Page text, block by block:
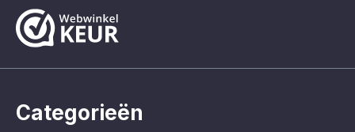
Categorieën